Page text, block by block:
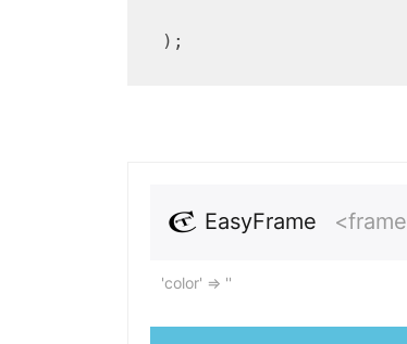
);
EasyFrame
'color' => ''